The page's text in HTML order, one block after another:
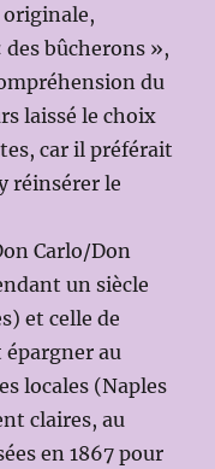
originale,
bûcherons »,
du
laissé le choix
car il préférait
réinsérer le
Carlo/Don
un siècle
et celle de
au
locales (Naples
claires, au
en 1867 pour